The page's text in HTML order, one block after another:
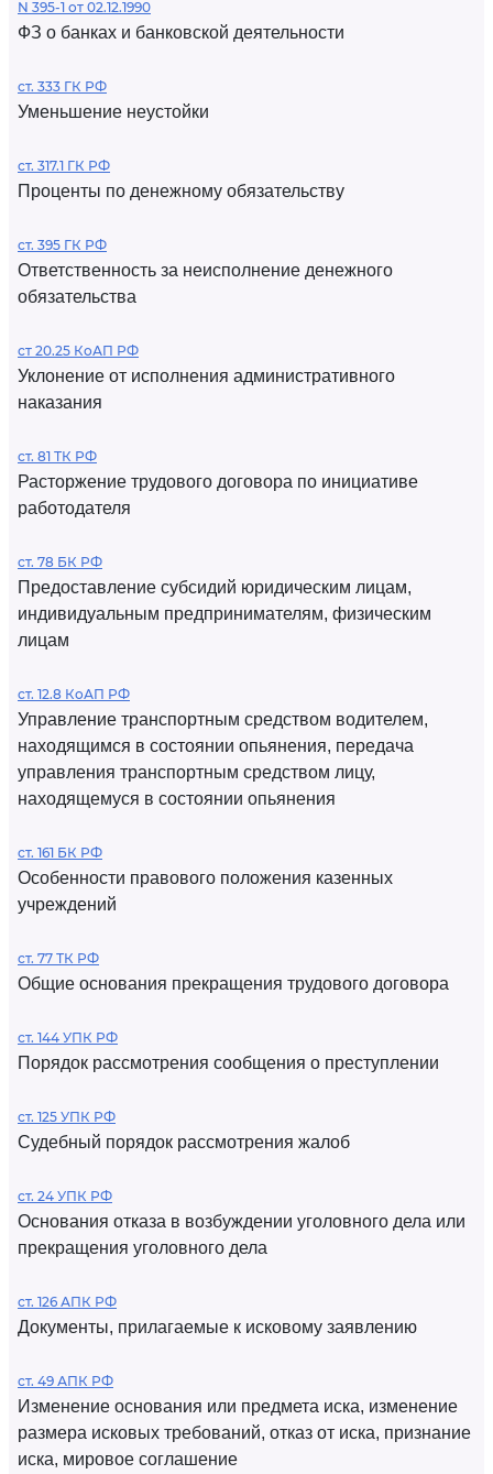
N 395-1 от 02.12.1990
ФЗ о банках и банковской деятельности
ст. 333 ГК РФ
Уменьшение неустойки
ст. 317.1 ГК РФ
Проценты по денежному обязательству
ст. 395 ГК РФ
Ответственность за неисполнение денежного
обязательства
ст 20.25 КоАП РФ
Уклонение от исполнения административного
наказания
ст. 81 ТК РФ
Расторжение трудового договора по инициативе
работодателя
ст. 78 БК РФ
Предоставление субсидий юридическим лицам,
индивидуальным предпринимателям, физическим
лицам
ст. 12.8 КоАП РФ
Управление транспортным средством водителем,
находящимся в состоянии опьянения, передача
управления транспортным средством лицу,
находящемуся в состоянии опьянения
ст. 161 БК РФ
Особенности правового положения казенных
учреждений
ст. 77 ТК РФ
Общие основания прекращения трудового договора
ст. 144 УПК РФ
Порядок рассмотрения сообщения о преступлении
ст. 125 УПК РФ
Судебный порядок рассмотрения жалоб
ст. 24 УПК РФ
Основания отказа в возбуждении уголовного дела или
прекращения уголовного дела
ст. 126 АПК РФ
Документы, прилагаемые к исковому заявлению
ст. 49 АПК РФ
Изменение основания или предмета иска, изменение
размера исковых требований, отказ от иска, признание
иска, мировое соглашение